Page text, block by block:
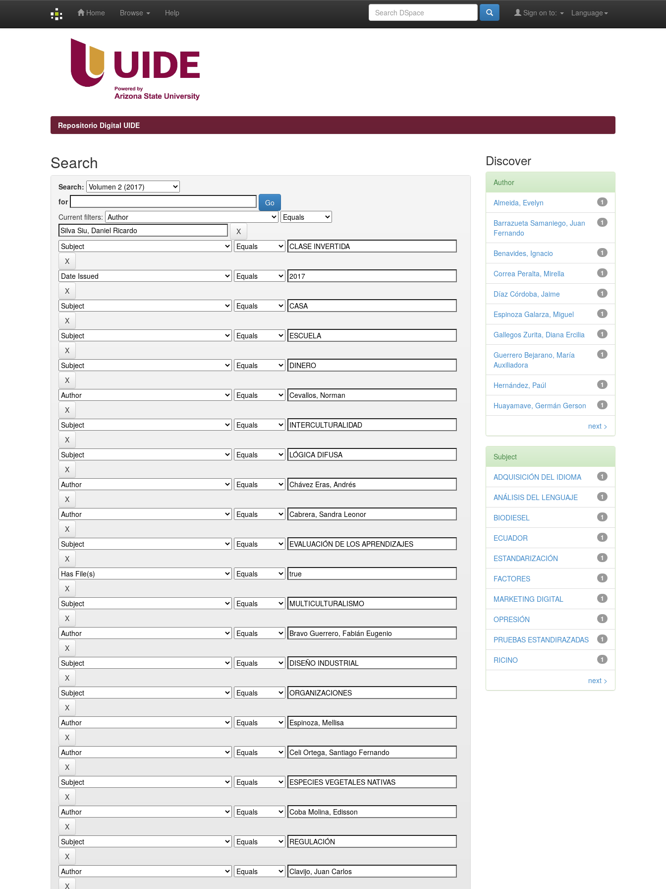
Home Browse Help Language
Sign on to:
Repositorio Digital UIDE
Search
Search:
for
Current filters:
Discover
Author
1
Almeida, Evelyn
1
Barrazueta Samaniego, Juan
Fernando
1
Benavides, Ignacio
1
Correa Peralta, Mirella
1
Díaz Córdoba, Jaime
1
Espinoza Galarza, Miguel
1
Gallegos Zurita, Diana Ercilia
1
Guerrero Bejarano, María
Auxiliadora
1
Hernández, Paúl
1
Huayamave, Germán Gerson
next >
Subject
1
ADQUISICIÓN DEL IDIOMA
1
ANÁLISIS DEL LENGUAJE
1
BIODIESEL
1
ECUADOR
1
ESTANDARIZACIÓN
1
FACTORES
1
MARKETING DIGITAL
1
OPRESIÓN
1
PRUEBAS ESTANDIRAZADAS
1
RICINO
next >